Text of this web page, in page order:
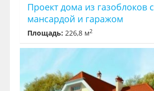
Проект дома из газоблоков с
мансардой и гаражом
Площадь: 226,8 м2